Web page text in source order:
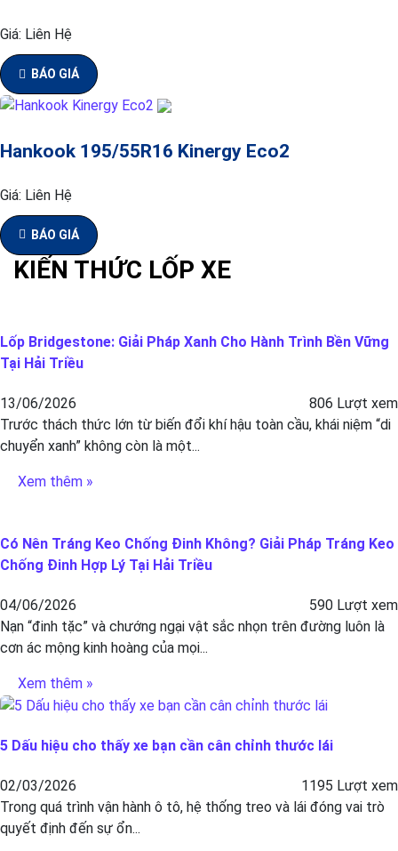
Giá: Liên Hệ
BÁO GIÁ
Hankook 195/55R16 Kinergy Eco2
Giá: Liên Hệ
BÁO GIÁ
KIẾN THỨC LỐP XE
Lốp Bridgestone: Giải Pháp Xanh Cho Hành Trình Bền Vững
Tại Hải Triều
13/06/2026
806 Lượt xem
Trước thách thức lớn từ biến đổi khí hậu toàn cầu, khái niệm “di
chuyển xanh” không còn là một...
Xem thêm »
Có Nên Tráng Keo Chống Đinh Không? Giải Pháp Tráng Keo
Chống Đinh Hợp Lý Tại Hải Triều
04/06/2026
590 Lượt xem
Nạn “đinh tặc” và chướng ngại vật sắc nhọn trên đường luôn là
cơn ác mộng kinh hoàng của mọi...
Xem thêm »
5 Dấu hiệu cho thấy xe bạn cần cân chỉnh thước lái
02/03/2026
1195 Lượt xem
Trong quá trình vận hành ô tô, hệ thống treo và lái đóng vai trò
quyết định đến sự ổn...